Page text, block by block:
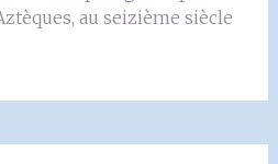
au seizième siècle